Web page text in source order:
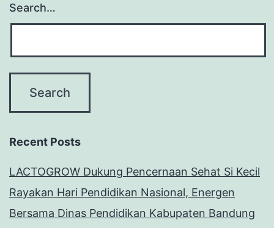
Search…
Recent Posts
LACTOGROW Dukung Pencernaan Sehat Si Kecil
Rayakan Hari Pendidikan Nasional, Energen
Bersama Dinas Pendidikan Kabupaten Bandung